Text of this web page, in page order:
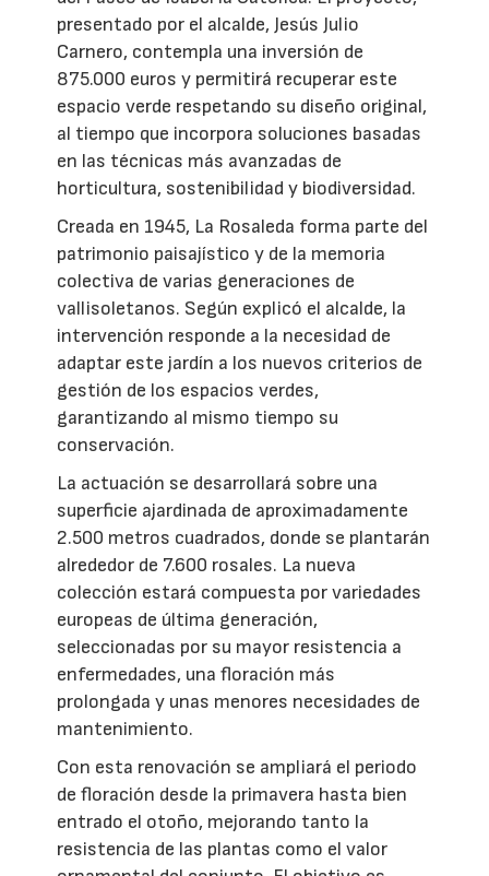
presentado por el alcalde, Jesús Julio
Carnero, contempla una inversión de
875.000 euros y permitirá recuperar este
espacio verde respetando su diseño original,
al tiempo que incorpora soluciones basadas
en las técnicas más avanzadas de
horticultura, sostenibilidad y biodiversidad.
Creada en 1945, La Rosaleda forma parte del
patrimonio paisajístico y de la memoria
colectiva de varias generaciones de
vallisoletanos. Según explicó el alcalde, la
intervención responde a la necesidad de
adaptar este jardín a los nuevos criterios de
gestión de los espacios verdes,
garantizando al mismo tiempo su
conservación.
La actuación se desarrollará sobre una
superficie ajardinada de aproximadamente
2.500 metros cuadrados, donde se plantarán
alrededor de 7.600 rosales. La nueva
colección estará compuesta por variedades
europeas de última generación,
seleccionadas por su mayor resistencia a
enfermedades, una floración más
prolongada y unas menores necesidades de
mantenimiento.
Con esta renovación se ampliará el periodo
de floración desde la primavera hasta bien
entrado el otoño, mejorando tanto la
resistencia de las plantas como el valor